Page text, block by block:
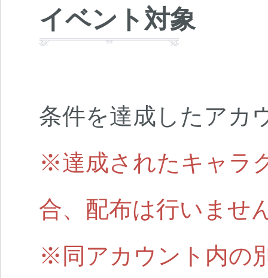
イベント対象
条件を達成したアカ
※達成されたキャラ
合、配布は行いませ
※同アカウント内の